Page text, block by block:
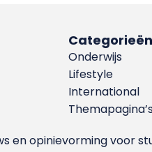
Categorieën
Onderwijs
Lifestyle
International
Themapagina’s
en opinievorming voor